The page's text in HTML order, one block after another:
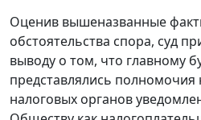
Оценив вышеназванные
обстоятельства спора, суд
выводу о том, что главному
представлялись полномочия
налоговых органов